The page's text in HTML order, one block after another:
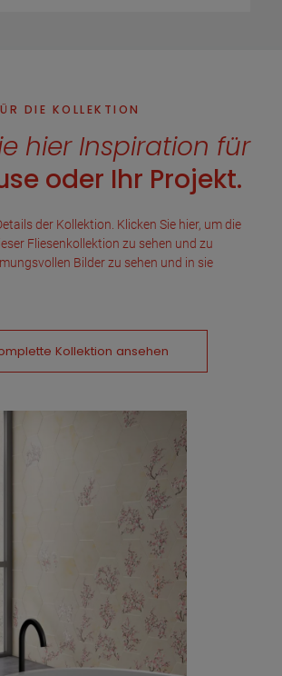
DIE KOLLEKTION
hier Inspiration für
oder Ihr Projekt.
der Kollektion. Klicken Sie hier, um die
Fliesenkollektion zu sehen und zu
Bilder zu sehen und in sie
Kollektion ansehen